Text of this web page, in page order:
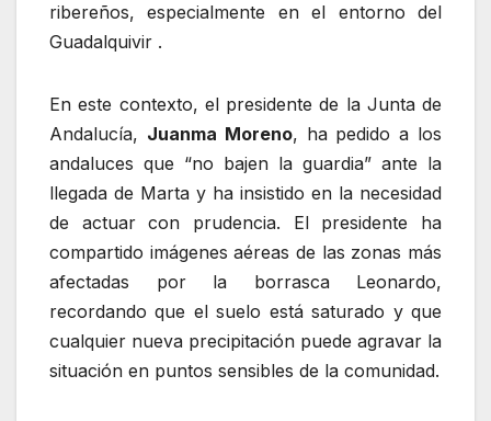
ribereños, especialmente en el entorno del
Guadalquivir .
En este contexto, el presidente de la Junta de
Andalucía, Juanma Moreno, ha pedido a los
andaluces que “no bajen la guardia” ante la
llegada de Marta y ha insistido en la necesidad
de actuar con prudencia. El presidente ha
compartido imágenes aéreas de las zonas más
afectadas por la borrasca Leonardo,
recordando que el suelo está saturado y que
cualquier nueva precipitación puede agravar la
situación en puntos sensibles de la comunidad.